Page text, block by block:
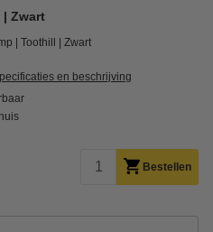
| Zwart
Toothill Zwart
en beschrijving
Bestellen